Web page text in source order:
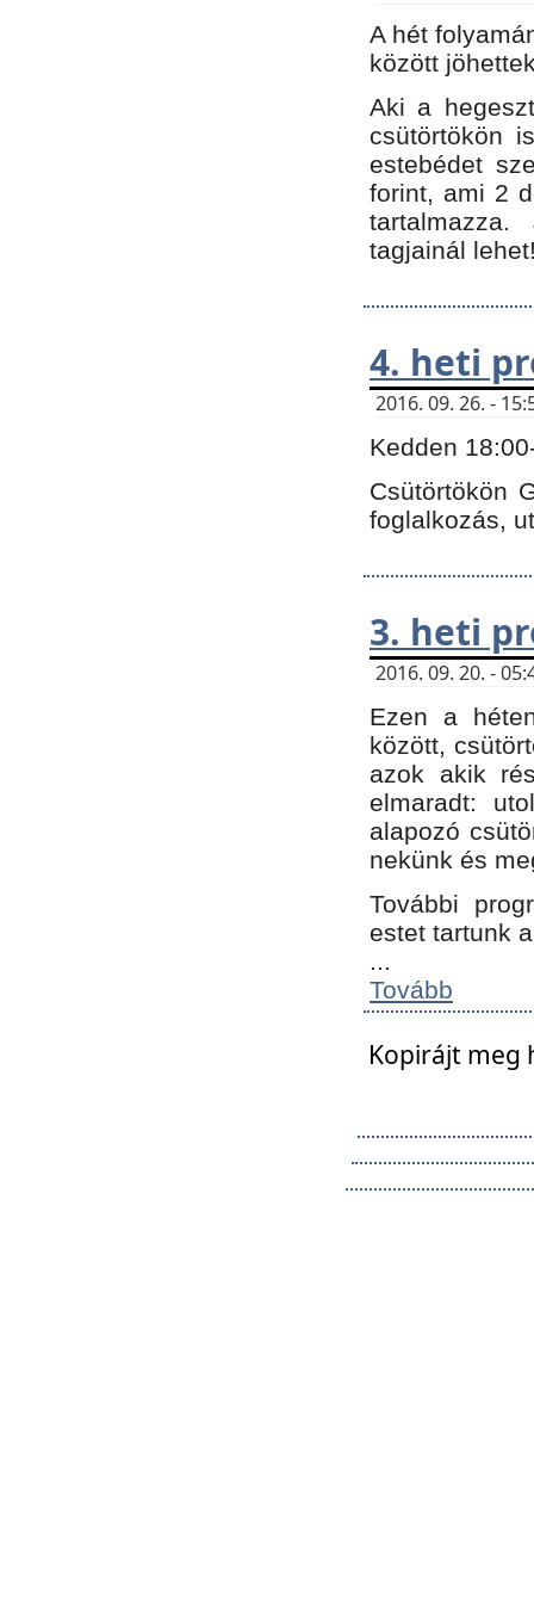
A hét
között
Aki a
csütörtökön
estebédet
forint, ami 2
tartalmazza.
tagjainál
4. heti
2016. 09. 26. -
Kedden
Csütörtökön
foglalkozás,
3. heti
2016. 09. 20. -
Ezen a
között,
azok akik
elmaradt:
alapozó
nekünk és
További
estet tartunk
...
Tovább
Kopirájt meg